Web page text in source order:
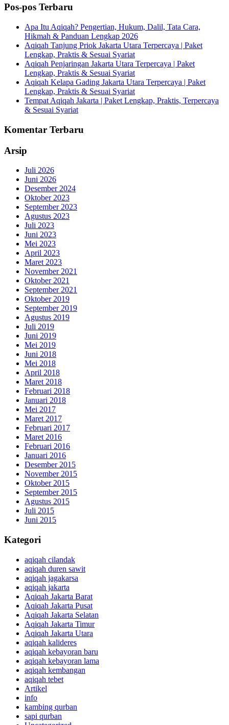
Pos-pos Terbaru
Apa Itu Aqiqah? Pengertian, Hukum, Dalil, Tata Cara,
Hikmah & Panduan Lengkap 2026
Aqiqah Tanjung Priok Jakarta Utara Terpercaya | Paket
Lengkap, Praktis & Sesuai Syariat
Aqiqah Penjaringan Jakarta Utara Terpercaya | Paket
Lengkap, Praktis & Sesuai Syariat
Aqiqah Kelapa Gading Jakarta Utara Terpercaya | Paket
Lengkap, Praktis & Sesuai Syariat
Tempat Aqiqah Jakarta | Paket Lengkap, Praktis, Terpercaya
& Sesuai Syariat
Komentar Terbaru
Arsip
Juli 2026
Juni 2026
Desember 2024
Oktober 2023
September 2023
Agustus 2023
Juli 2023
Juni 2023
Mei 2023
April 2023
Maret 2023
November 2021
Oktober 2021
September 2021
Oktober 2019
September 2019
Agustus 2019
Juli 2019
Juni 2019
Mei 2019
Juni 2018
Mei 2018
April 2018
Maret 2018
Februari 2018
Januari 2018
Mei 2017
Maret 2017
Februari 2017
Maret 2016
Februari 2016
Januari 2016
Desember 2015
November 2015
Oktober 2015
September 2015
Agustus 2015
Juli 2015
Juni 2015
Kategori
aqiqah cilandak
aqiqah duren sawit
aqiqah jagakarsa
aqiqah jakarta
Aqiqah Jakarta Barat
Aqiqah Jakarta Pusat
Aqiqah Jakarta Selatan
Aqiqah Jakarta Timur
Aqiqah Jakarta Utara
aqiqah kalideres
aqiqah kebayoran baru
aqiqah kebayoran lama
aqiqah kembangan
aqiqah tebet
Artikel
info
kambing qurban
sapi qurban